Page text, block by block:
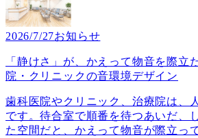
2026/7/27お知らせ
「静けさ」が、かえって物音を際立
院・クリニックの音環境デザイン
歯科医院やクリニック、治療院は、
です。待合室で順番を待つあいだ、
た空間だと、かえって物音が際立っ